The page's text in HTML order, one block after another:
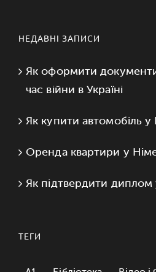
НЕДАВНІ ЗАПИСИ
Як оформити
час війни в Україні
Як купити автомобіль у
Оренда квартири у
Як підтвердити диплом
ТЕГИ